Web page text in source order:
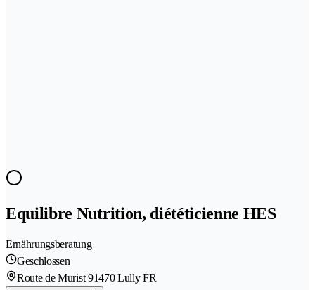
Equilibre Nutrition, diététicienne HES
Ernährungsberatung
Geschlossen
Route de Murist 91470 Lully FR